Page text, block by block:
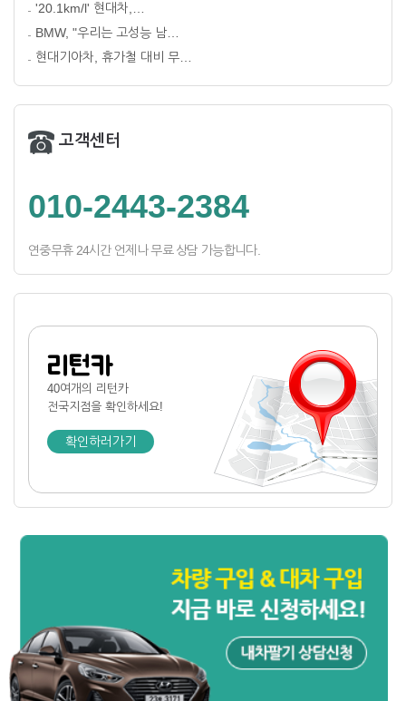
'20.1km/l' 현대차,…
BMW, "우리는 고성능 남…
현대기아차, 휴가철 대비 무…
고객센터
010-2443-2384
연중무휴 24시간 언제나 무료 상담 가능합니다.
리턴카
40여개의 리턴카
전국지점을 확인하세요!
확인하러가기